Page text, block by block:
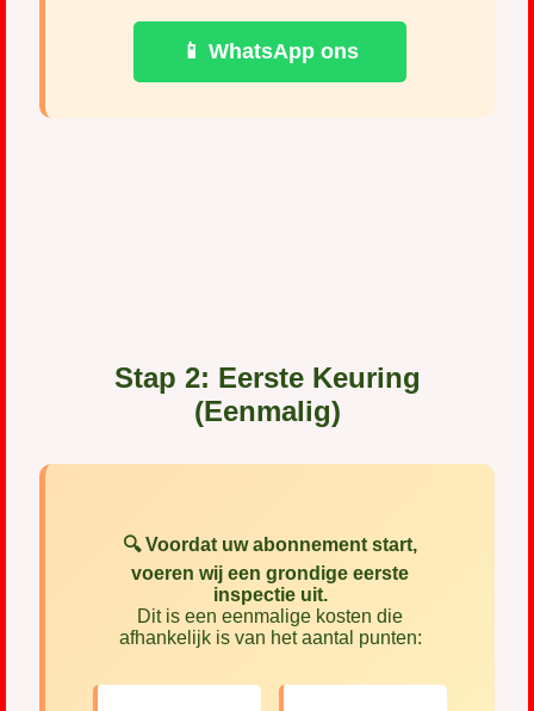
📱 WhatsApp ons
Stap 2: Eerste Keuring
(Eenmalig)
🔍 Voordat uw abonnement start,
voeren wij een grondige eerste
inspectie uit.
Dit is een eenmalige kosten die
afhankelijk is van het aantal punten: